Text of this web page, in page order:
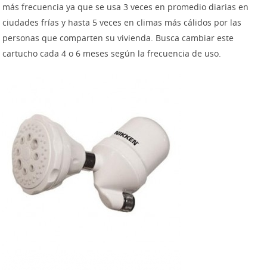
más frecuencia ya que se usa 3 veces en promedio diarias en
ciudades frías y hasta 5 veces en climas más cálidos por las
personas que comparten su vivienda. Busca cambiar este
cartucho cada 4 o 6 meses según la frecuencia de uso.